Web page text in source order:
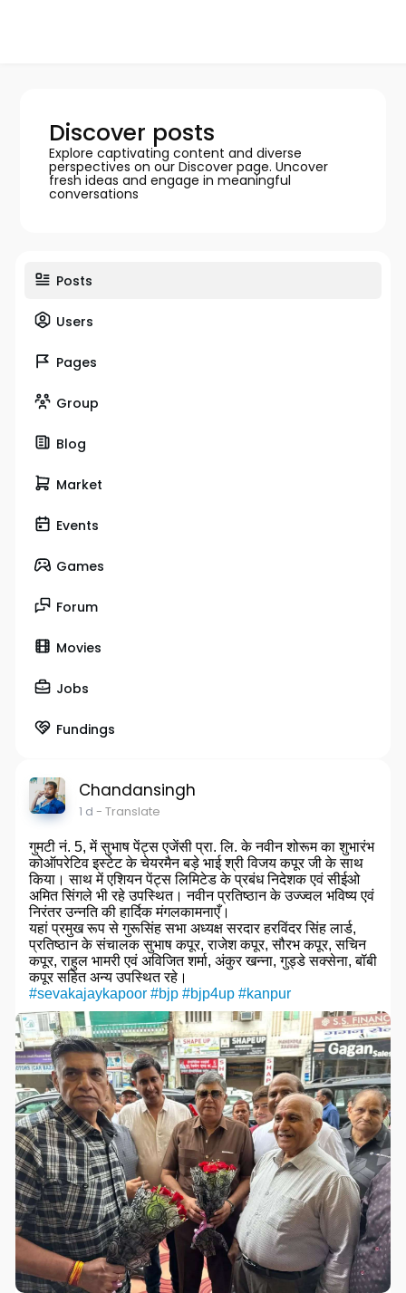
Discover posts
Explore captivating content and diverse
perspectives on our Discover page. Uncover
fresh ideas and engage in meaningful
conversations
Posts
Users
Pages
Group
Blog
Market
Events
Games
Forum
Movies
Jobs
Fundings
Chandansingh
1 d - Translate
गुमटी नं. 5, में सुभाष पेंट्स एजेंसी प्रा. लि. के नवीन शोरूम का शुभारंभ
कोऑपरेटिव इस्टेट के चेयरमैन बड़े भाई श्री विजय कपूर जी के साथ
किया। साथ में एशियन पेंट्स लिमिटेड के प्रबंध निदेशक एवं सीईओ
अमित सिंगले भी रहे उपस्थित। नवीन प्रतिष्ठान के उज्ज्वल भविष्य एवं
निरंतर उन्नति की हार्दिक मंगलकामनाएँ।
यहां प्रमुख रूप से गुरूसिंह सभा अध्यक्ष सरदार हरविंदर सिंह लार्ड,
प्रतिष्ठान के संचालक सुभाष कपूर, राजेश कपूर, सौरभ कपूर, सचिन
कपूर, राहुल भामरी एवं अविजित शर्मा, अंकुर खन्ना, गुड्डे सक्सेना, बॉबी
कपूर सहित अन्य उपस्थित रहे।
#sevakajaykapoor #bjp #bjp4up #kanpur